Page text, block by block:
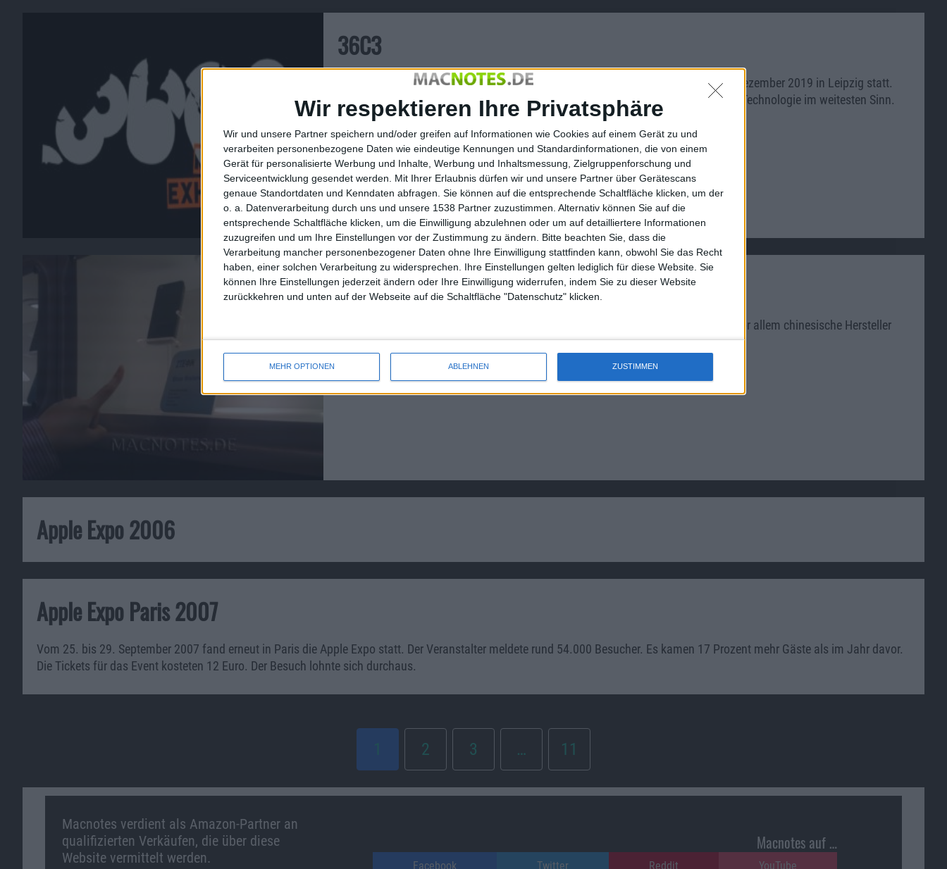
Wir respektieren Ihre Privatsphäre
Wir und unsere Partner speichern und/oder greifen auf Informationen wie Cookies auf einem Gerät zu und
verarbeiten personenbezogene Daten wie eindeutige Kennungen und Standardinformationen, die von einem
Gerät für personalisierte Werbung und Inhalte, Werbung und Inhaltsmessung, Zielgruppenforschung und
Serviceentwicklung gesendet werden.
Mit Ihrer Erlaubnis dürfen wir und unsere Partner über Gerätescans
genaue Standortdaten und Kenndaten abfragen. Sie können auf die entsprechende Schaltfläche klicken, um der
o. a. Datenverarbeitung durch uns und unsere 1538 Partner zuzustimmen. Alternativ können Sie auf die
entsprechende Schaltfläche klicken, um die Einwilligung abzulehnen oder um auf detailliertere Informationen
zuzugreifen und um Ihre Einstellungen vor der Zustimmung zu ändern.
Bitte beachten Sie, dass die
Verarbeitung mancher personenbezogener Daten ohne Ihre Einwilligung stattfinden kann, obwohl Sie das Recht
haben, einer solchen Verarbeitung zu widersprechen. Ihre Einstellungen gelten lediglich für diese Website. Sie
können Ihre Einstellungen jederzeit ändern oder Ihre Einwilligung widerrufen, indem Sie zu dieser Website
zurückkehren und unten auf der Webseite auf die Schaltfläche "Datenschutz" klicken.
MEHR OPTIONEN ABLEHNEN ZUSTIMMEN
36C3
Der 36te Chaos Communication Congress findet vom 27. Dezember bis zum 30. Dezember 2019 in Leipzig statt.
Der Schwerpunkt dieser Veranstaltung liegt auf der Vereinbarkeit von Umwelt und Technologie im weitesten Sinn.
Africa-Com 2008
Die Africa-Com 2008 war eine Business-Konferenz für Mobiltechnologie, auf der vor allem chinesische Hersteller
wie ZTE ausstellten.
Apple Expo 2006
Apple Expo Paris 2007
Vom 25. bis 29. September 2007 fand erneut in Paris die Apple Expo statt. Der Veranstalter meldete rund 54.000 Besucher. Es kamen 17 Prozent mehr Gäste als im Jahr davor.
Die Tickets für das Event kosteten 12 Euro. Der Besuch lohnte sich durchaus.
2 3 … 11
Macnotes verdient als Amazon-Partner an
qualifizierten Verkäufen, die über diese
Website vermittelt werden.
Macnotes auf …
Facebook Twitter Reddit YouTube